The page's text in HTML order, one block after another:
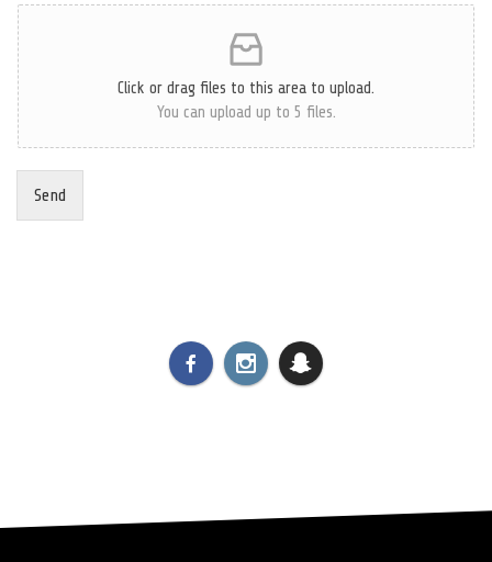
Click or drag files to this area to upload.
You can upload up to 5 files.
Send